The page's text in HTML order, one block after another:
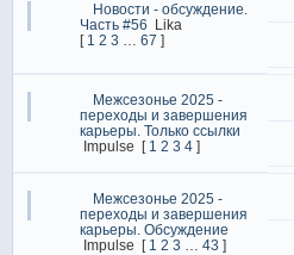
Новости - обсуждение.
Часть #56
Lika
[ 1 2 3 67 ]
Межсезонье 2025 -
переходы и завершения
карьеры. Только ссылки
Impulse
[ 1 2 3 4 ]
Межсезонье 2025 -
переходы и завершения
карьеры. Обсуждение
Impulse
[ 1 2 3 43 ]